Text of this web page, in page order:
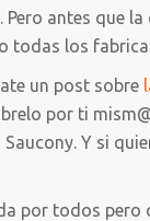
Pero antes que
todas los
un post sobre
por ti
Y si
por todos pero